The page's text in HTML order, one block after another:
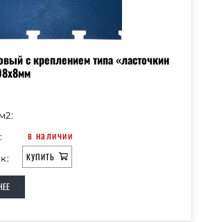
с креплением типа «ласточкин
в наличии
КУПИТЬ